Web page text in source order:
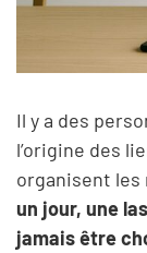
Il y a des
l’origine des
organisent
un jour, une
jamais être